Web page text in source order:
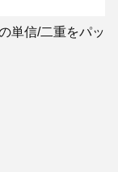
単信/二重をパッ